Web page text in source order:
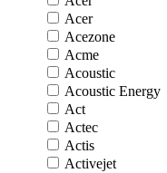
Acer
Acezone
Acme
Acoustic
Acoustic Energy
Act
Actec
Actis
Activejet